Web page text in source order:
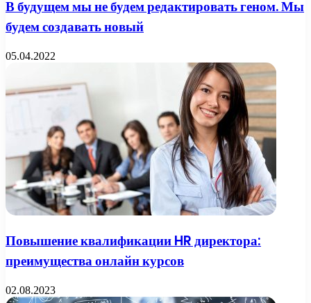
В будущем мы не будем редактировать геном. Мы
будем создавать новый
05.04.2022
Повышение квалификации HR директора:
преимущества онлайн курсов
02.08.2023